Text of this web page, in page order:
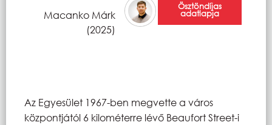
Macanko Márk
(2025)
Ösztöndíjas
adatlapja
Az Egyesület 1967-ben megvette a város
központjától 6 kilométerre lévő Beaufort Street-i